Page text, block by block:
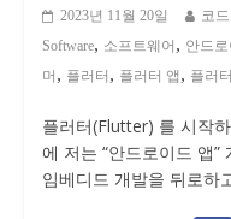
2023년 11월 20일 코
Software, 소프트웨어 , 안드
머 , 플러터 , 플러터 앱 , 플러
플러터(Flutter) 를 시작
에 저는 “안드로이드 앱”
임베디드 개발을 뒤로하